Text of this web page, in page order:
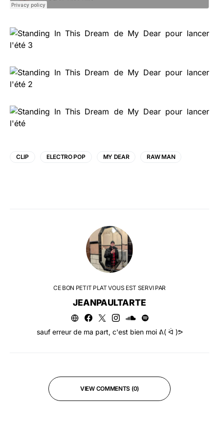
CLIP ELECTRO POP MY DEAR RAW MAN
CE BON PETIT PLAT VOUS EST SERVI PAR
JEANPAULTARTE
sauf erreur de ma part, c'est bien moi ᕕ( ᐛ )ᕗ
VIEW COMMENTS (0)